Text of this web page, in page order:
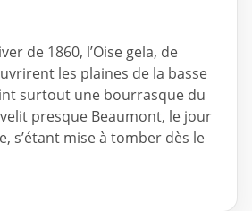
de 1860, l’Oise gela, de
les plaines de la basse
surtout une bourrasque du
presque Beaumont, le jour
s’étant mise à tomber dès le